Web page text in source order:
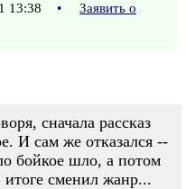
13:38 •
Заявить о
сначала рассказ
И сам же отказался --
бойкое шло, а потом
сменил жанр...